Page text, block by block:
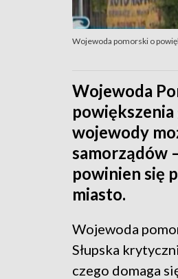
Wojewoda pomorski o
Wojewoda
powiększenia
wojewody
samorządów
powinien się
miasto.
Wojewoda
Słupska
czego domaga